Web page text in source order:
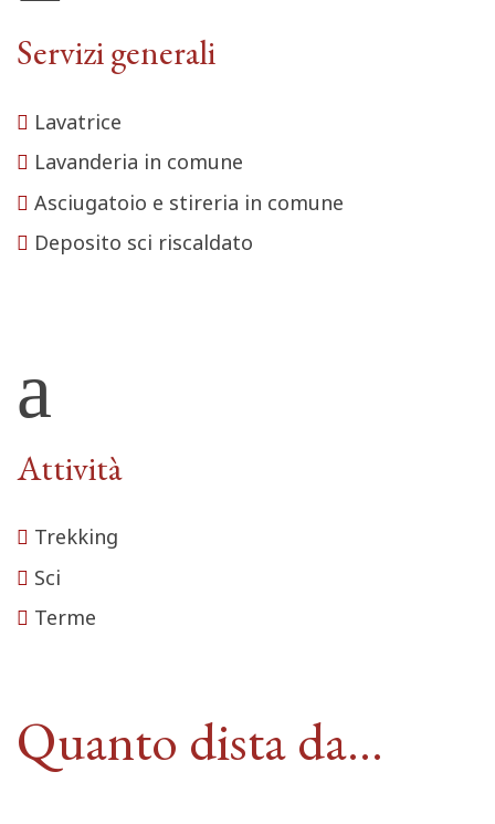
Servizi generali
Lavatrice
Lavanderia in comune
Asciugatoio e stireria in comune
Deposito sci riscaldato
Attività
Trekking
Sci
Terme
Quanto dista da…